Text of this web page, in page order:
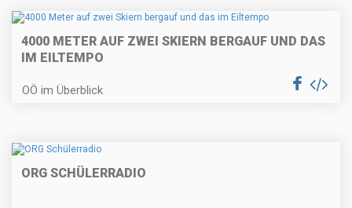
4000 METER AUF ZWEI SKIERN BERGAUF UND DAS
IM EILTEMPO
OÖ im Überblick
ORG SCHÜLERRADIO